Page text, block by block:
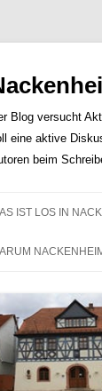
Blog versucht
eine aktive
beim
IST LOS IN